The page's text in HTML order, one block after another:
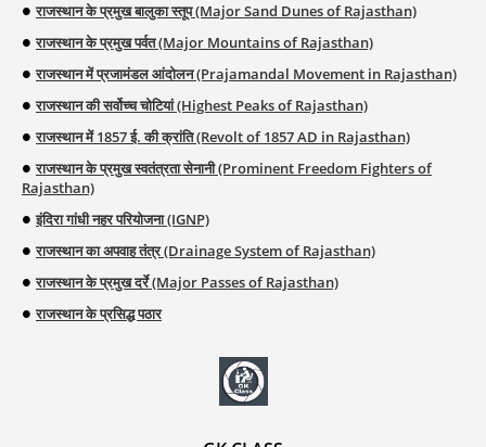
राजस्थान के प्रमुख बालुका स्तूप (Major Sand Dunes of Rajasthan)
राजस्थान के प्रमुख पर्वत (Major Mountains of Rajasthan)
राजस्थान में प्रजामंडल आंदोलन (Prajamandal Movement in Rajasthan)
राजस्थान की सर्वोच्च चोटियां (Highest Peaks of Rajasthan)
राजस्थान में 1857 ई. की क्रांति (Revolt of 1857 AD in Rajasthan)
राजस्थान के प्रमुख स्वतंत्रता सेनानी (Prominent Freedom Fighters of
Rajasthan)
इंदिरा गांधी नहर परियोजना (IGNP)
राजस्थान का अपवाह तंत्र (Drainage System of Rajasthan)
राजस्थान के प्रमुख दर्रे (Major Passes of Rajasthan)
राजस्थान के प्रसिद्ध पठार